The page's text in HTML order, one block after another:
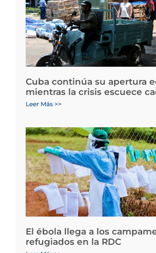
Cuba continúa su apertura
mientras la crisis escuece
Leer Más >>
El ébola llega a los
refugiados en la RDC